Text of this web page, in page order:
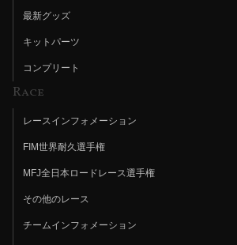
最新グッズ
キットパーツ
コンプリート
Race
レースインフォメーション
FIM世界耐久選手権
MFJ全日本ロードレース選手権
その他のレース
チームインフォメーション